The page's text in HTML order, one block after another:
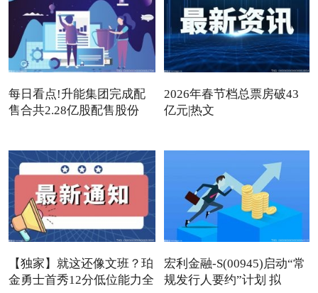
每日看点!升能集团完成配
售合共2.28亿股配售股份
2026年春节档总票房破43
亿元|热文
【独家】就这还像文班？珀
金勇士首秀12分低位能力全
宏利金融-S(00945)启动“常
规发行人要约”计划 拟